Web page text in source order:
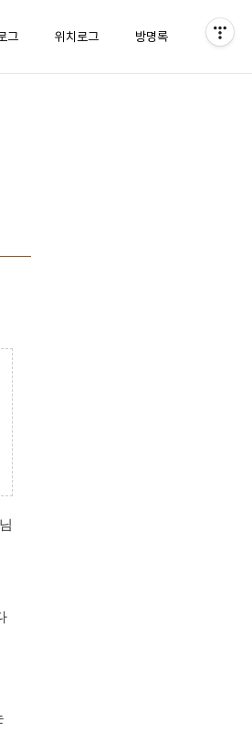
그 위치로그 방명록